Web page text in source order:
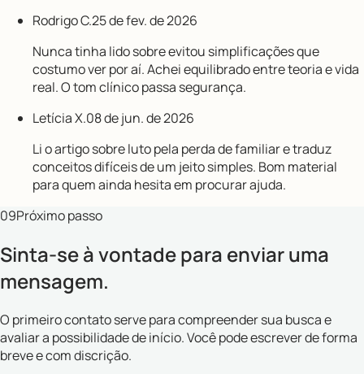
Rodrigo C.25 de fev. de 2026
Nunca tinha lido sobre evitou simplificações que
costumo ver por aí. Achei equilibrado entre teoria e vida
real. O tom clínico passa segurança.
Letícia X.08 de jun. de 2026
Li o artigo sobre luto pela perda de familiar e traduz
conceitos difíceis de um jeito simples. Bom material
para quem ainda hesita em procurar ajuda.
09Próximo passo
Sinta-se à vontade para enviar uma
mensagem.
O primeiro contato serve para compreender sua busca e
avaliar a possibilidade de início. Você pode escrever de forma
breve e com discrição.